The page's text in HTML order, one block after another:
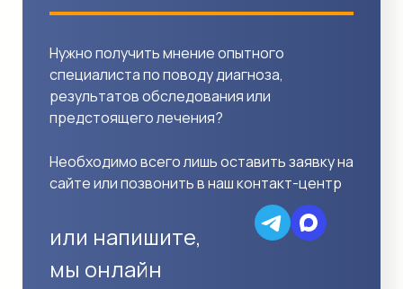
Нужно получить мнение опытного
специалиста по поводу диагноза,
результатов обследования или
предстоящего лечения?
Необходимо всего лишь оставить заявку на
сайте или позвонить в наш контакт-центр
или напишите,
мы онлайн